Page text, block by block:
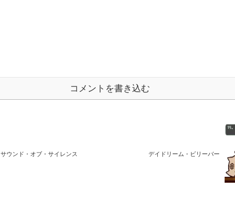
コメントを書き込む
サウンド・オブ・サイレンス デイドリーム・ビリーバー